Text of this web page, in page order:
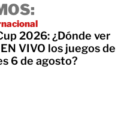
2026: ¿Dónde ver
VIVO los juegos de
6 de agosto?